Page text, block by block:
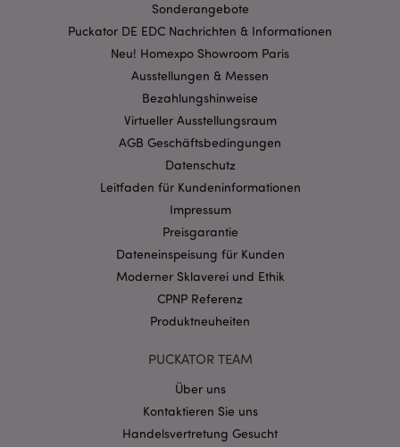
Sonderangebote
Puckator DE EDC Nachrichten & Informationen
Neu! Homexpo Showroom Paris
Ausstellungen & Messen
Bezahlungshinweise
Virtueller Ausstellungsraum
AGB Geschäftsbedingungen
Datenschutz
Leitfaden für Kundeninformationen
Impressum
Preisgarantie
Dateneinspeisung für Kunden
Moderner Sklaverei und Ethik
CPNP Referenz
Produktneuheiten
PUCKATOR TEAM
Über uns
Kontaktieren Sie uns
Handelsvertretung Gesucht
Streng-notwendige-Cookies ermöglichen
Kernfunktionen der Website wie die
Benutzeranmeldung und die Kontoverwaltung.
Ohne unbedingt notwendige cookies kann die
Website nicht richtig genutzt werden.
CookieScriptConsent
CookieScript
mage-cache-storage-section-
Adobe Inc.
Datenschutzbestimmungen von Google